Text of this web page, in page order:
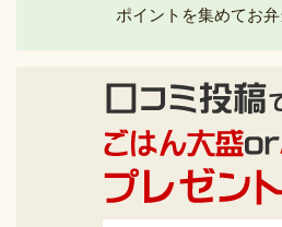
ポイントを集めてお